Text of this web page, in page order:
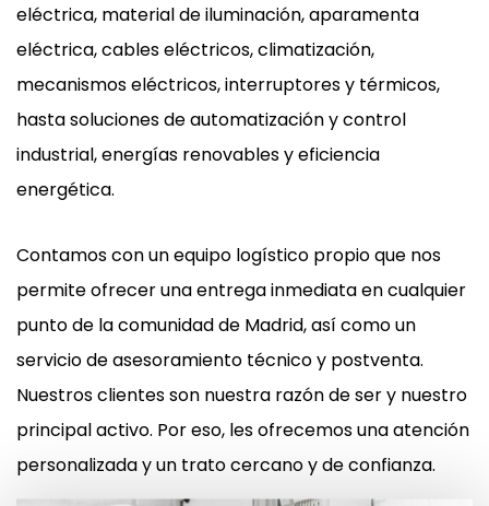
eléctrica, material de iluminación, aparamenta
eléctrica, cables eléctricos, climatización,
mecanismos eléctricos, interruptores y térmicos,
hasta soluciones de automatización y control
industrial, energías renovables y eficiencia
energética.
Contamos con un equipo logístico propio que nos
permite ofrecer una entrega inmediata en cualquier
punto de la comunidad de Madrid, así como un
servicio de asesoramiento técnico y postventa.
Nuestros clientes son nuestra razón de ser y nuestro
principal activo. Por eso, les ofrecemos una atención
personalizada y un trato cercano y de confianza.